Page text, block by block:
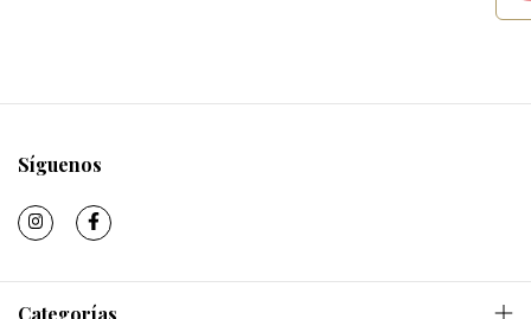
Síguenos
Categorías